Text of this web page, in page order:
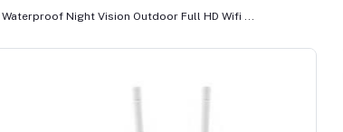
Night Vision Outdoor Full HD Wifi ...